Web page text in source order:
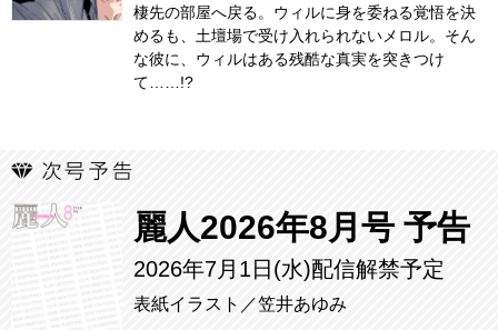
棲先の部屋へ戻る。ウィルに身を委ねる覚悟を決
めるも、土壇場で受け入れられないメロル。そん
な彼に、ウィルはある残酷な真実を突きつけ
て……!?
麗人2026年8月号 予告
2026年7月1日(水)配信解禁予定
表紙イラスト／笠井あゆみ